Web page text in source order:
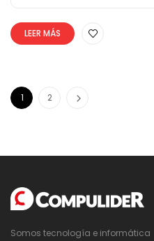
LEER MÁS
1 2
Somos tecnología e informática